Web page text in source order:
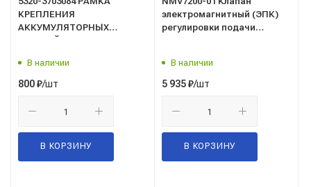
КРЕПЛЕНИЯ
АККУМУЛЯТОРНЫХ
БАТАРЕЙ (АКБ) ПАО КАМАЗ
В наличии
800₽/шт
В КОРЗИНУ
электромагнитный (ЭПК)
регулировки подачи
КАМАЗ-54901 "Spaico"
В наличии
5 935₽/шт
В КОРЗИНУ